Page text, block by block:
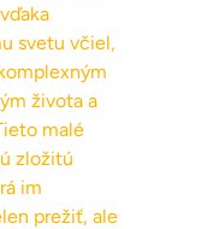
svetu včiel,
života a
malé
zložitú
im
prežiť, ale